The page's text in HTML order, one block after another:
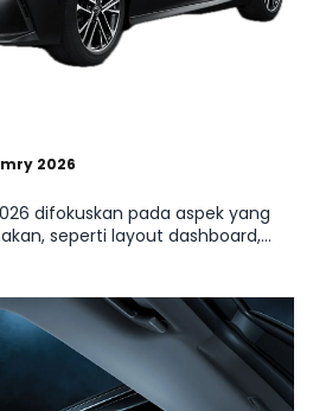
2026
difokuskan pada aspek yang
seperti layout dashboard,
SEDAN. Galeri interior juga
material, desain head unit, fitur
penyimpanan yang sering
Perbandingan visual antar
Camry 2.5 HEV memudahkan
kenyamanan dan kelengkapan